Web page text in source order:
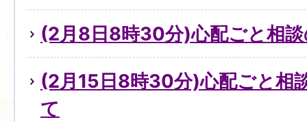
(2月8日8時30分)心配ごと相
(2月15日8時30分)心配ごと相
て